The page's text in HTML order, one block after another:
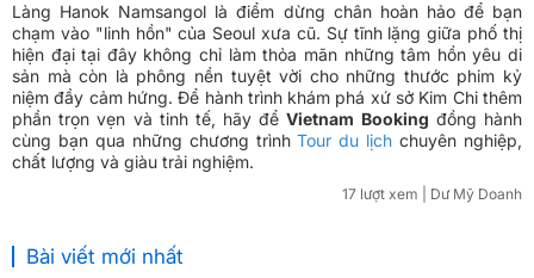
Làng Hanok Namsangol là điểm dừng chân hoàn hảo để bạn
chạm vào "linh hồn" của Seoul xưa cũ. Sự tĩnh lặng giữa phố thị
hiện đại tại đây không chỉ làm thỏa mãn những tâm hồn yêu di
sản mà còn là phông nền tuyệt vời cho những thước phim kỷ
niệm đầy cảm hứng. Để hành trình khám phá xứ sở Kim Chi thêm
phần trọn vẹn và tinh tế, hãy đểVietnam Booking đồng hành
cùng bạn qua những chương trìnhTour du lịch chuyên nghiệp,
chất lượng và giàu trải nghiệm.
17 lượt xem | Dư Mỹ Doanh
Bài viết mới nhất